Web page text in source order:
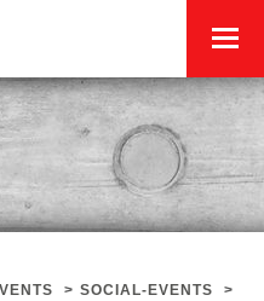
> SOCIAL-EVENTS
>